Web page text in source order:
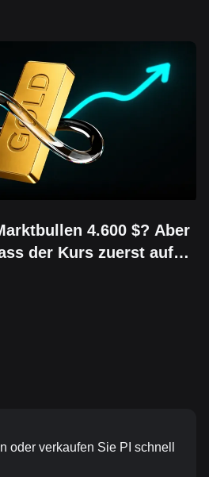
4.600 $? Aber
der Kurs zuerst auf
oder verkaufen Sie PI schnell